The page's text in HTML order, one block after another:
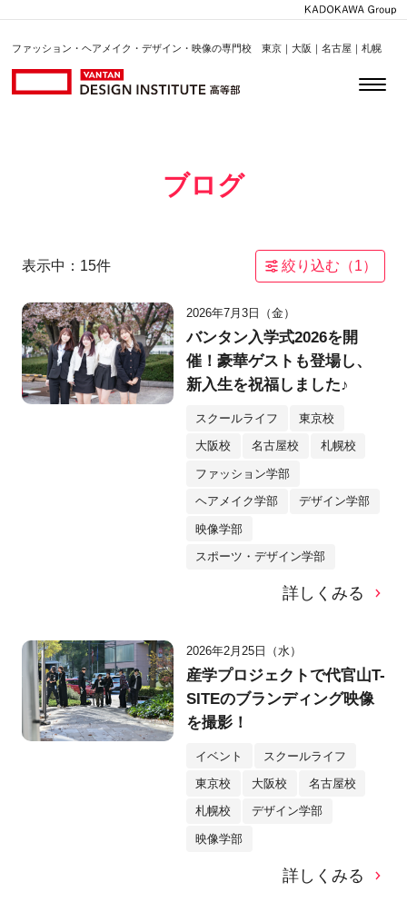
ファッション・ヘアメイク・デザイン・映像の専門校 東京｜大阪｜名古屋｜札幌
ブログ
表示中： 15件 絞り込む（1）
2026年7月3日（金）
バンタン入学式2026を開
催！豪華ゲストも登場し、
新入生を祝福しました♪
スクールライフ 東京校
大阪校 名古屋校 札幌校
ファッション学部
ヘアメイク学部 デザイン学部
映像学部
スポーツ・デザイン学部
詳しくみる
2026年2月25日（水）
産学プロジェクトで代官山T-
SITEのブランディング映像
を撮影！
イベント スクールライフ
東京校 大阪校 名古屋校
札幌校 デザイン学部
映像学部
詳しくみる